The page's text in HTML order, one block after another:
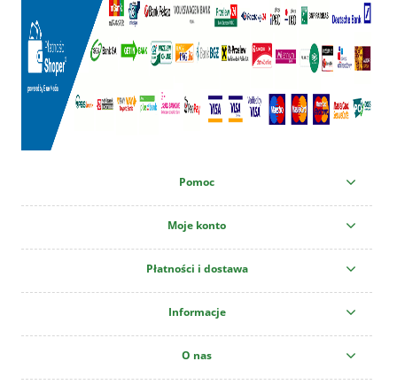
Pomoc
Moje konto
Płatności i dostawa
Informacje
O nas